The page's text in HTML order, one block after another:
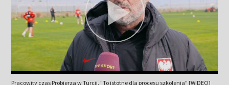
Pracowity czas Probierza w Turcji. "To istotne dla procesu szkolenia" [WIDEO]